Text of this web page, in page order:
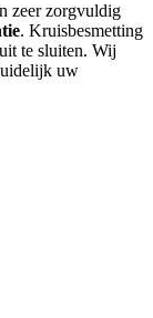
zeer zorgvuldig
. Kruisbesmetting
te sluiten. Wij
uw